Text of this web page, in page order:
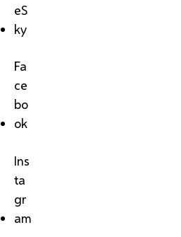
eS
ky
Fa
ce
bo
ok
Ins
ta
gr
am